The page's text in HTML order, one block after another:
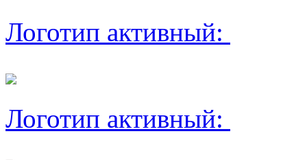
Логотип активный:
Логотип активный: